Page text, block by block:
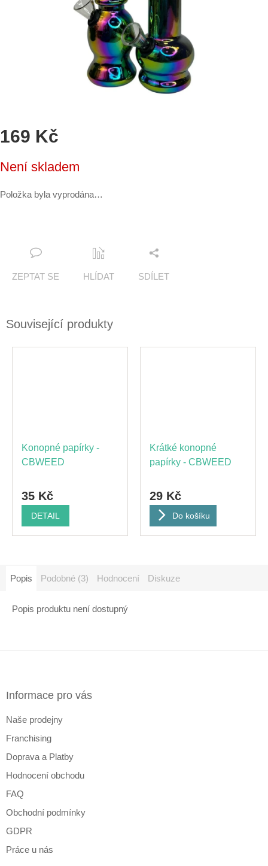
169 Kč
cena:
Není skladem
Položka byla vyprodána…
ZEPTAT SE HLÍDAT SDÍLET
Související produkty
Konopné papírky -
CBWEED
35 Kč
DETAIL
Krátké konopné
papírky - CBWEED
29 Kč
Do košíku
Popis Podobné (3) Hodnocení Diskuze
Popis produktu není dostupný
Informace pro vás
Naše prodejny
Franchising
Doprava a Platby
Hodnocení obchodu
FAQ
Obchodní podmínky
GDPR
Práce u nás